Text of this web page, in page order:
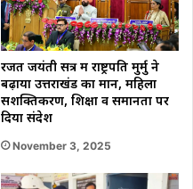
रजत जयंती सत्र में राष्ट्रपति मुर्मु ने
बढ़ाया उत्तराखंड का मान, महिला
सशक्तिकरण, शिक्षा व समानता पर
दिया संदेश
November 3, 2025